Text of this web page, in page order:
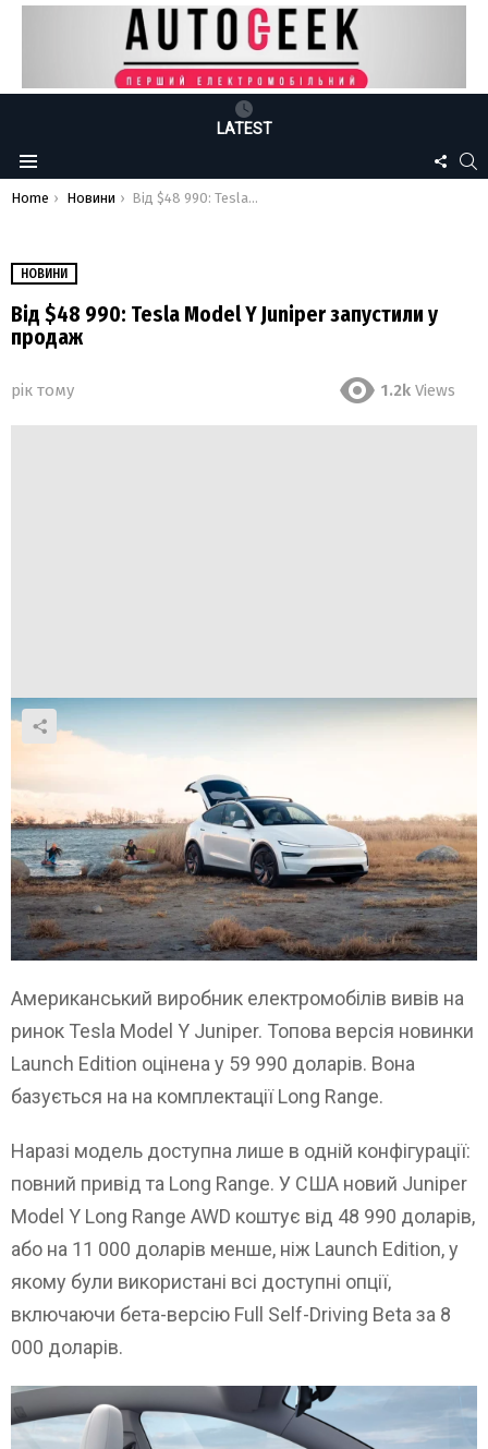
LATEST
Menu
US
You are here:
Home Новини Від $48 990: Tesla Model Y Juniper запустили у продаж
НОВИНИ
Від $48 990: Tesla Model Y Juniper запустили у
продаж
рік тому 1.2k Views
Американський виробник електромобілів вивів на
ринок Tesla Model Y Juniper. Топова версія новинки
Launch Edition оцінена у 59 990 доларів. Вона
базується на на комплектації Long Range.
Наразі модель доступна лише в одній конфігурації:
повний привід та Long Range. У США новий Juniper
Model Y Long Range AWD коштує від 48 990 доларів,
або на 11 000 доларів менше, ніж Launch Edition, у
якому були використані всі доступні опції,
включаючи бета-версію Full Self-Driving Beta за 8
000 доларів.